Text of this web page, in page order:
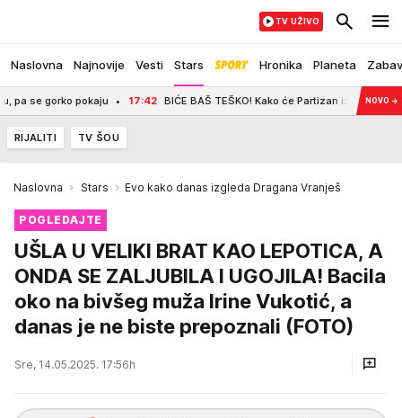
Naslovna Najnovije Vesti Stars Hronika Planeta
TV UŽIVO
gorko pokaju 17:42 BIĆE BAŠ TEŠKO! Kako će Partizan izbaciti ovakav
NOVO →
RIJALITI TV ŠOU
Naslovna Stars Evo kako danas izgleda Dragana Vranješ
POGLEDAJTE
UŠLA U VELIKI BRAT KAO LEPOTICA, A
ONDA SE ZALJUBILA I UGOJILA! Bacila
oko na bivšeg muža Irine Vukotić, a
danas je ne biste prepoznali (FOTO)
Sre, 14.05.2025. 17:56h